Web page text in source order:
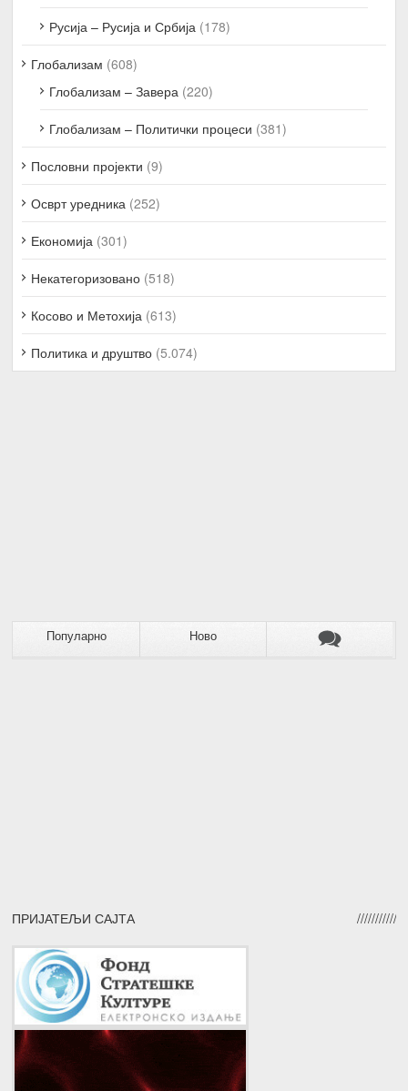
Русија – Русија и Србија (178)
Глобализам (608)
Глобализам – Завера (220)
Глобализам – Политички процеси (381)
Пословни пројекти (9)
Осврт уредника (252)
Економија (301)
Некатегоризовано (518)
Косово и Метохија (613)
Политика и друштво (5.074)
Популарно Ново
ПРИЈАТЕЉИ САЈТА